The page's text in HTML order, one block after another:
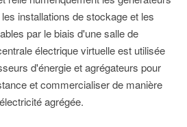
installations de stockage et les
par le biais d'une salle de
électrique virtuelle est utilisée
d'énergie et agrégateurs pour
et commercialiser de manière
agrégée.